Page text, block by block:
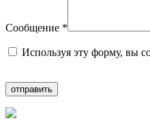
Сообщение *
Используя эту форму, вы